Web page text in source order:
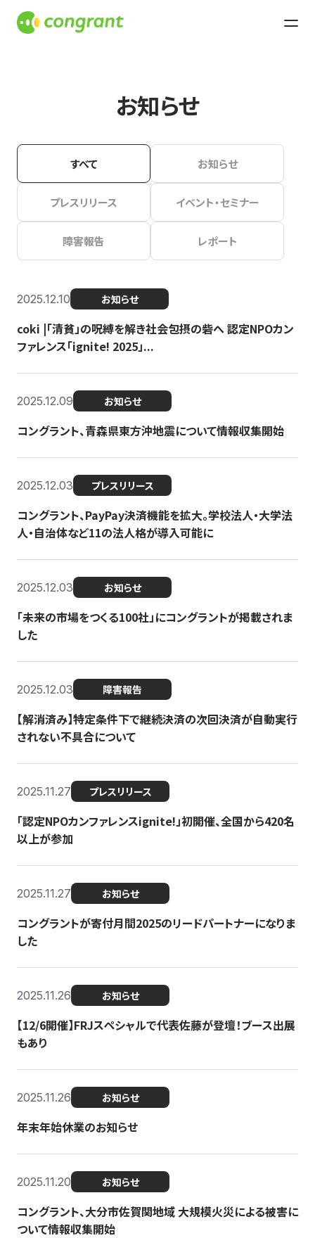
お知らせ
すべて お知らせ
プレスリリース イベント・セミナー
障害報告 レポート
2025.12.10 お知らせ
coki |「清貧」の呪縛を解き社会包摂の砦へ 認定NPOカン
ファレンス「ignite! 2025」...
2025.12.09 お知らせ
コングラント、青森県東方沖地震について情報収集開始
2025.12.03 プレスリリース
コングラント、PayPay決済機能を拡大。学校法人・大学法
人・自治体など11の法人格が導入可能に
2025.12.03 お知らせ
「未来の市場をつくる100社」にコングラントが掲載されま
した
2025.12.03 障害報告
【解消済み】特定条件下で継続決済の次回決済が自動実行
されない不具合について
2025.11.27 プレスリリース
「認定NPOカンファレンスignite!」初開催、全国から420名
以上が参加
2025.11.27 お知らせ
コングラントが寄付月間2025のリードパートナーになりま
した
2025.11.26 お知らせ
【12/6開催】FRJスペシャルで代表佐藤が登壇！ブース出展
もあり
2025.11.26 お知らせ
年末年始休業のお知らせ
2025.11.20 お知らせ
コングラント、大分市佐賀関地域 大規模火災による被害に
ついて情報収集開始